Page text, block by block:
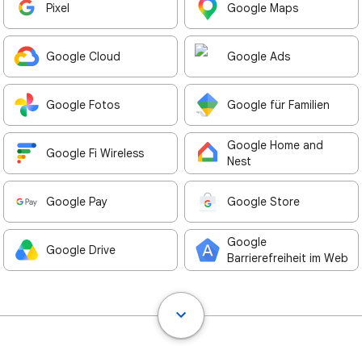
Pixel Google Maps
Google Cloud Google Ads
Google Fotos Google für Familien
Google Fi Wireless
Google Home and
Nest
Google Pay Google Store
Google Drive
Google
Barrierefreiheit im Web